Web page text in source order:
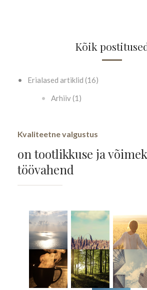
Kõik
Erialased artiklid (16)
Arhiiv (1)
Kvaliteetne valgustus
on tootlikkuse ja
töövahend